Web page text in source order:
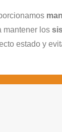
mantener los
estado y